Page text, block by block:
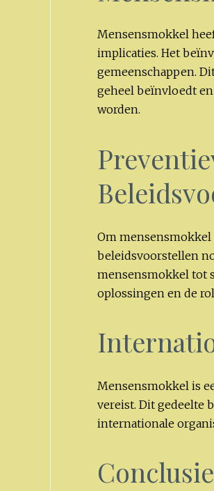
Mensensmokkel
implicaties. Het
gemeenschappen.
geheel beïnvloedt
worden.
Om mensensmokkel
beleidsvoorstellen
mensensmokkel tot
oplossingen en de
Mensensmokkel is
vereist. Dit gedeelte
internationale
Conclusie